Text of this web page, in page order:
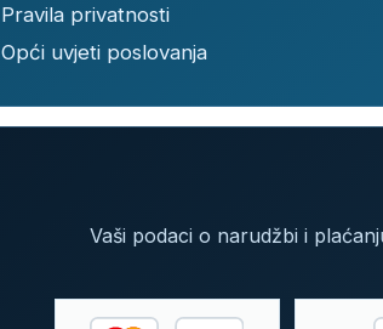
Pravila privatnosti
Opći uvjeti poslovanja
Vaši podaci o narudžbi i